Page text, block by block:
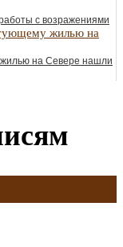
с возражениями
жилью на Севере нашли